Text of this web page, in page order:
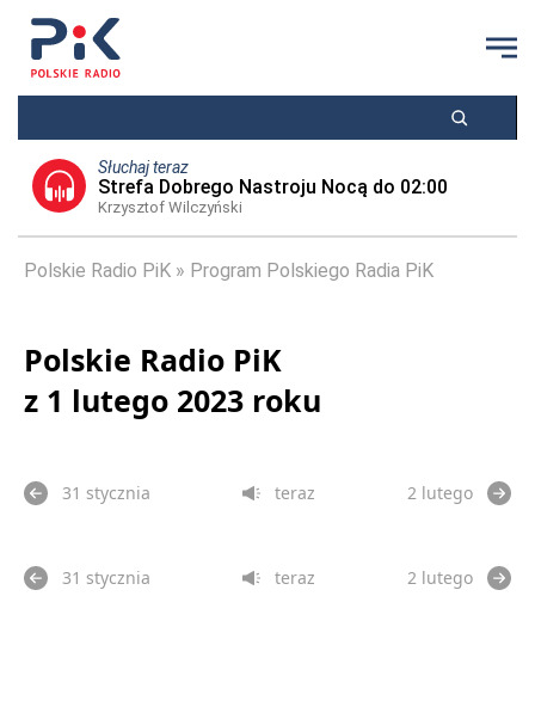
Słuchaj teraz
Strefa Dobrego Nastroju Nocą do 02:00
Krzysztof Wilczyński
Polskie Radio PiK Program Polskiego Radia PiK
Polskie Radio PiK
z 1 lutego 2023 roku
31 stycznia teraz 2 lutego
31 stycznia teraz 2 lutego